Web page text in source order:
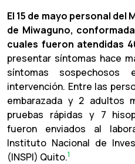
El 15 de mayo personal del
de Miwaguno,
cuales fueron atendidas
presentar síntomas hace
síntomas
intervención. Entre las
embarazada y 2 adultos
pruebas rápidas y 7
fueron enviados al
Instituto Nacional de
(INSPI) Quito.1